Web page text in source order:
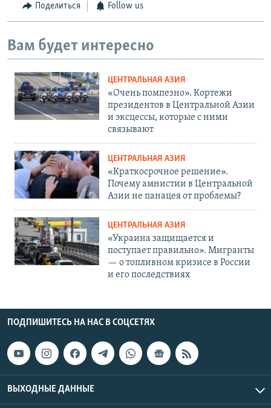
Поделиться Follow us
Вам будет интересно
ЦЕНТРАЛЬНАЯ АЗИЯ
«Очень помпезно». Кортежи
президентов в Центральной Азии
и эксцессы, которые с ними
связывают
ЦЕНТРАЛЬНАЯ АЗИЯ
«Краткосрочное решение».
Почему амнистии в Центральной
Азии не панацея от проблемы?
ЦЕНТРАЛЬНАЯ АЗИЯ
«Украина защищается и
поступает правильно». Мигранты
— о топливном кризисе в России
и его последствиях
ПОДПИШИТЕСЬ НА НАС В СОЦСЕТЯХ
ВЫХОДНЫЕ ДАННЫЕ